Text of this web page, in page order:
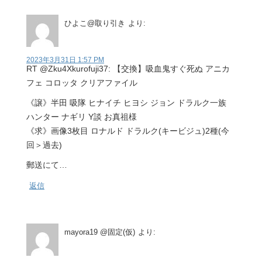
ひよこ@取り引き より:
2023年3月31日 1:57 PM
RT @Zku4Xkurofuji37: 【交換】吸血鬼すぐ死ぬ アニカ
フェ コロッタ クリアファイル
《譲》半田 吸隊 ヒナイチ ヒヨシ ジョン ドラルク一族
ハンター ナギリ Y談 お真祖様
《求》画像3枚目 ロナルド ドラルク(キービジュ)2種(今
回＞過去)
郵送にて…
返信
mayora19 @固定(仮) より: